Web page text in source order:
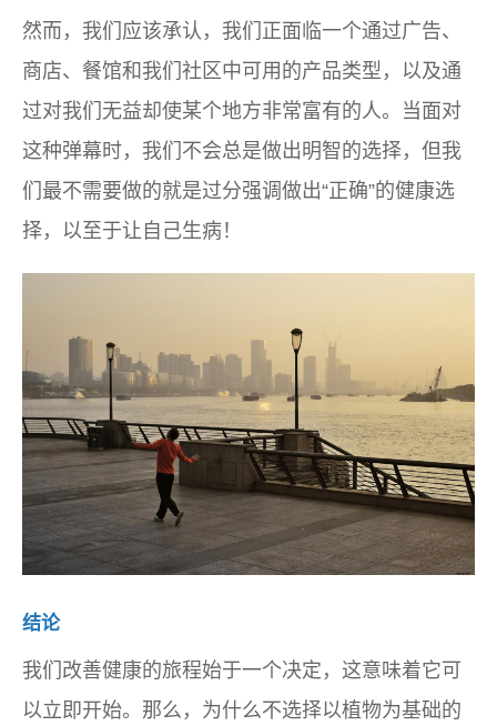
然而，我们应该承认，我们正面临一个通过广告、
商店、餐馆和我们社区中可用的产品类型，以及通
过对我们无益却使某个地方非常富有的人。当面对
这种弹幕时，我们不会总是做出明智的选择，但我
们最不需要做的就是过分强调做出“正确”的健康选
择，以至于让自己生病！
结论
我们改善健康的旅程始于一个决定，这意味着它可
以立即开始。那么，为什么不选择以植物为基础的